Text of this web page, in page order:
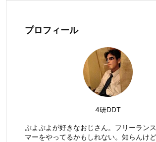
プロフィール
4研DDT
ぷよぷよが好きなおじさん。フリーラン
マーをやってるかもしれない。知らんけど